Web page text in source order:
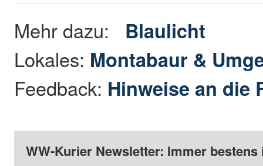
Mehr dazu: Blaulicht
Lokales: Montabaur &
Feedback: Hinweise an die
WW-Kurier Newsletter: Immer